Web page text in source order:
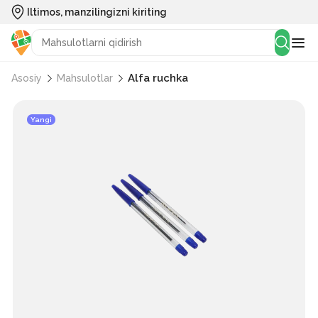
Iltimos, manzilingizni kiriting
Asosiy Mahsulotlar Alfa ruchka
Yangi